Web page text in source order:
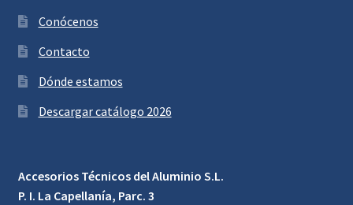
Conócenos
Contacto
Dónde estamos
Descargar catálogo 2026
Accesorios Técnicos del Aluminio S.L.
P. I. La Capellanía, Parc. 3